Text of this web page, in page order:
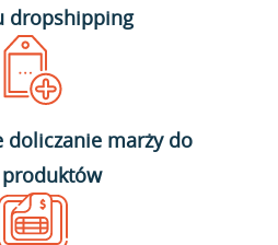
dropshipping
doliczanie marży do